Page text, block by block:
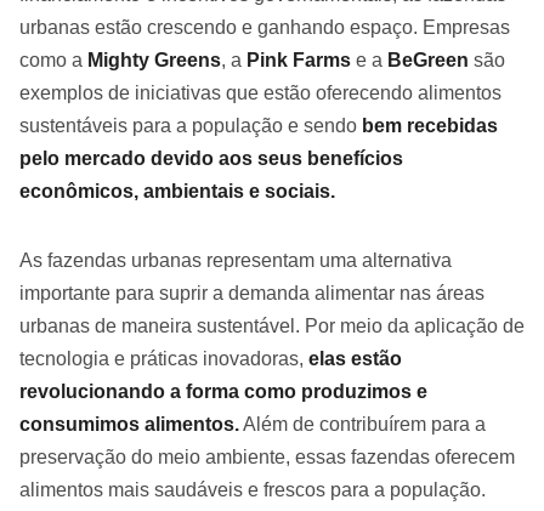
urbanas estão crescendo e ganhando espaço. Empresas
como a Mighty Greens, a Pink Farms e a BeGreen são
exemplos de iniciativas que estão oferecendo alimentos
sustentáveis para a população e sendo bem recebidas
pelo mercado devido aos seus benefícios
econômicos, ambientais e sociais.
As fazendas urbanas representam uma alternativa
importante para suprir a demanda alimentar nas áreas
urbanas de maneira sustentável. Por meio da aplicação de
tecnologia e práticas inovadoras, elas estão
revolucionando a forma como produzimos e
consumimos alimentos.Além de contribuírem para a
preservação do meio ambiente, essas fazendas oferecem
alimentos mais saudáveis e frescos para a população.